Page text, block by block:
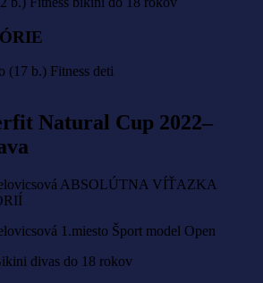
(17 b.) Fitness deti
Natural Cup 2022–
ABSOLÚTNA VÍŤAZKA
1.miesto Šport model Open
divas do 18 rokov